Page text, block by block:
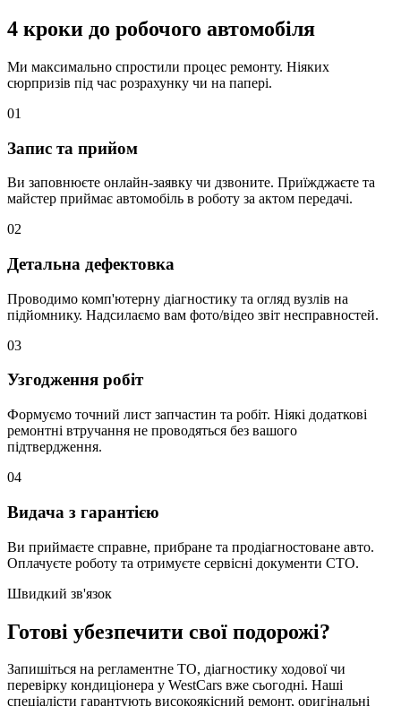
4 кроки до робочого автомобіля
Ми максимально спростили процес ремонту. Ніяких
сюрпризів під час розрахунку чи на папері.
01
Запис та прийом
Ви заповнюєте онлайн-заявку чи дзвоните. Приїжджаєте та
майстер приймає автомобіль в роботу за актом передачі.
02
Детальна дефектовка
Проводимо комп'ютерну діагностику та огляд вузлів на
підйомнику. Надсилаємо вам фото/відео звіт несправностей.
03
Узгодження робіт
Формуємо точний лист запчастин та робіт. Ніякі додаткові
ремонтні втручання не проводяться без вашого
підтвердження.
04
Видача з гарантією
Ви приймаєте справне, прибране та продіагностоване авто.
Оплачуєте роботу та отримуєте сервісні документи СТО.
Швидкий зв'язок
Готові убезпечити свої подорожі?
Запишіться на регламентне ТО, діагностику ходової чи
перевірку кондиціонера у WestCars вже сьогодні. Наші
спеціалісти гарантують високоякісний ремонт, оригінальні